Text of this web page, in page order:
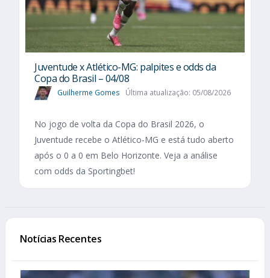
Juventude x Atlético-MG: palpites e odds da
Copa do Brasil – 04/08
Guilherme Gomes Última atualização: 05/08/2026
No jogo de volta da Copa do Brasil 2026, o
Juventude recebe o Atlético-MG e está tudo aberto
após o 0 a 0 em Belo Horizonte. Veja a análise
com odds da Sportingbet!
Notícias Recentes